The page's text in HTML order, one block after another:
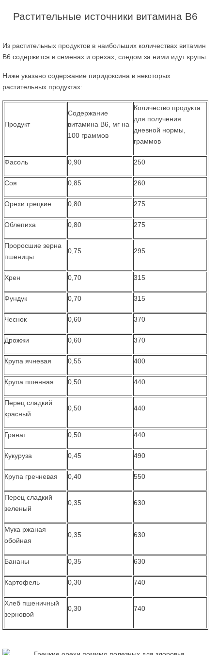
Растительные источники витамина В6
Из растительных продуктов в наибольших количествах витамин
В6 содержится в семенах и орехах, следом за ними идут крупы.
Ниже указано содержание пиридоксина в некоторых
растительных продуктах:
Продукт
Содержание
витамина В6, мг на
100 граммов
Количество продукта
для получения
дневной нормы,
граммов
Фасоль 0,90 250
Соя 0,85 260
Орехи грецкие 0,80 275
Облепиха 0,80 275
Проросшие зерна
пшеницы
0,75 295
Хрен 0,70 315
Фундук 0,70 315
Чеснок 0,60 370
Дрожжи 0,60 370
Крупа ячневая 0,55 400
Крупа пшенная 0,50 440
Перец сладкий
красный
0,50 440
Гранат 0,50 440
Кукуруза 0,45 490
Крупа гречневая 0,40 550
Перец сладкий
зеленый
0,35 630
Мука ржаная
обойная
0,35 630
Бананы 0,35 630
Картофель 0,30 740
Хлеб пшеничный
зерновой
0,30 740